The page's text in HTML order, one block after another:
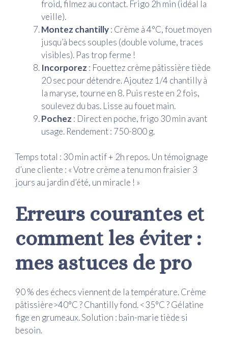
froid, filmez au contact. Frigo 2h min (idéal la
veille).
Montez chantilly: Crème à 4°C, fouet moyen
jusqu’à becs souples (double volume, traces
visibles). Pas trop ferme !
Incorporez : Fouettez crème pâtissière tiède
20 sec pour détendre. Ajoutez 1/4 chantilly à
la maryse, tourne en 8. Puis reste en 2 fois,
soulevez du bas. Lisse au fouet main.
Pochez : Direct en poche, frigo 30 min avant
usage. Rendement : 750-800 g.
Temps total : 30 min actif + 2h repos. Un témoignage
d’une cliente : « Votre crème a tenu mon fraisier 3
jours au jardin d’été, un miracle ! »
Erreurs courantes et
comment les éviter :
mes astuces de pro
90 % des échecs viennent de la température. Crème
pâtissière>40°C ? Chantilly fond. <35°C ? Gélatine
fige en grumeaux. Solution : bain-marie tiède si
besoin.